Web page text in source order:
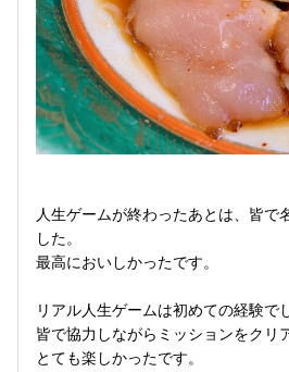
人生ゲームが終わったあとは、皆で
した。
最高においしかったです。
リアル人生ゲームは初めての経験で
皆で協力しながらミッションをクリ
とても楽しかったです。